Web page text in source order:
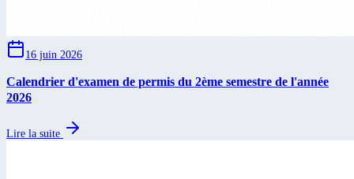
16 juin 2026
Calendrier d'examen de permis du 2ème semestre de l'année
2026
Lire la suite